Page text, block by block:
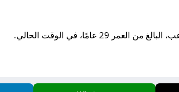
عامًا، في الوقت الحالي.